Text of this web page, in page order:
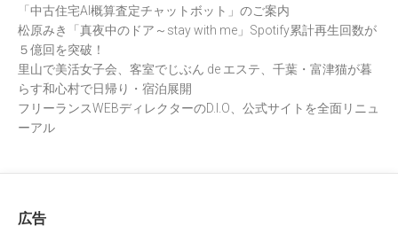
「中古住宅AI概算査定チャットボット」のご案内
松原みき「真夜中のドア～stay with me」Spotify累計再生回数が
５億回を突破！
里山で美活女子会、客室でじぶん de エステ、千葉・富津猫が暮
らす和心村で日帰り・宿泊展開
フリーランスWEBディレクターのD.I.O、公式サイトを全面リニュ
ーアル
広告